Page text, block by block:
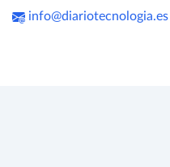
info@diariotecnologia.es